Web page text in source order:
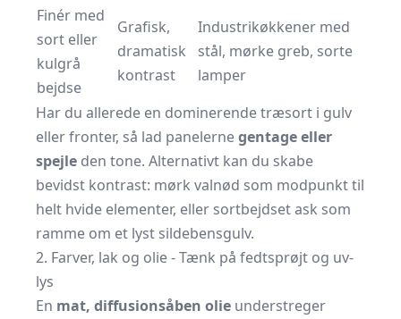
Finér med
sort eller
kulgrå
bejdse
Grafisk,
dramatisk
kontrast
Industrikøkkener med
stål, mørke greb, sorte
lamper
Har du allerede en dominerende træsort i gulv
eller fronter, så lad panelernegentage eller
spejle den tone. Alternativt kan du skabe
bevidst kontrast: mørk valnød som modpunkt til
helt hvide elementer, eller sortbejdset ask som
ramme om et lyst sildebensgulv.
2. Farver, lak og olie - Tænk på fedtsprøjt og uv-
lys
En mat, diffusionsåben olie understreger